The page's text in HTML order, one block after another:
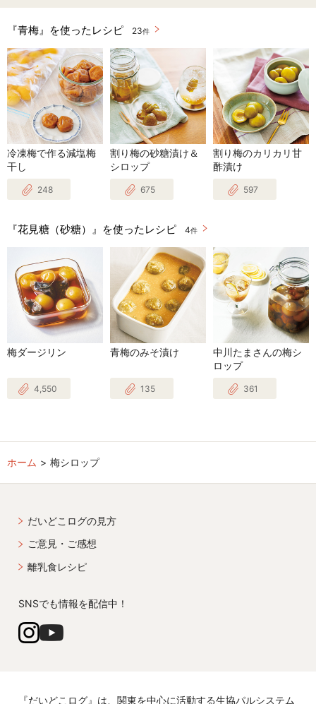
『青梅』を使ったレシピ 23件
冷凍梅で作る減塩梅
干し
248
割り梅の砂糖漬け＆
シロップ
675
割り梅のカリカリ甘
酢漬け
597
『花見糖（砂糖）』を使ったレシピ 4件
梅ダージリン
4,550
青梅のみそ漬け
135
中川たまさんの梅シ
ロップ
361
ホーム 梅シロップ
だいどこログの見方
ご意見・ご感想
離乳食レシピ
SNSでも情報を配信中！
『だいどこログ』は、関東を中心に活動する生協パルシステム